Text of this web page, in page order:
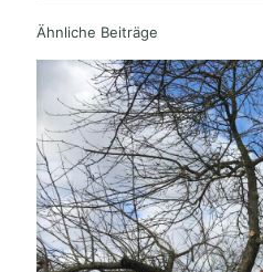
Ähnliche Beiträge